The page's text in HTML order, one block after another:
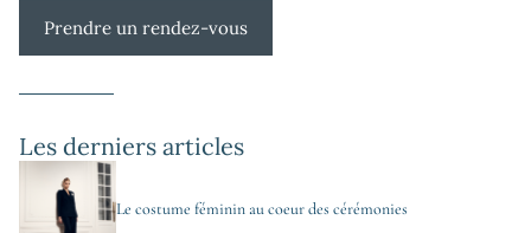
Prendre un rendez-vous
Les derniers articles
Le costume féminin au coeur des cérémonies